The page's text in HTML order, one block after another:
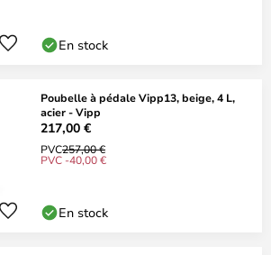
En stock
Poubelle à pédale Vipp13, beige, 4 L,
acier - Vipp
217,00 €
PVC257,00 €
PVC -40,00 €
En stock